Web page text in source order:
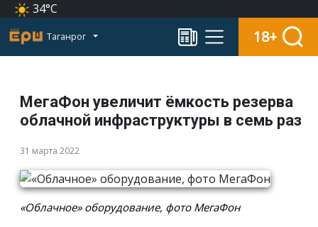
34°C
Таганрог 18+
МегаФон увеличит ёмкость резерва
облачной инфраструктуры в семь раз
31 марта 2022
«Облачное» оборудование, фото МегаФон